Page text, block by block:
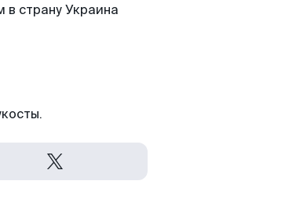
страну Украина